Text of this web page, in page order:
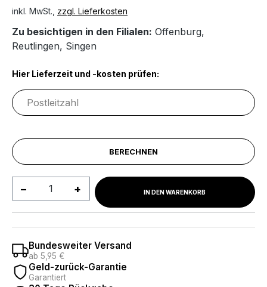
inkl. MwSt., zzgl. Lieferkosten
Zu besichtigen in den Filialen: Offenburg,
Reutlingen, Singen
Hier Lieferzeit und -kosten prüfen:
BERECHNEN
Produkt Anzahl: Gib denIN DEN WARENKORB
Bundesweiter Versand
ab 5,95 €
Geld-zurück-Garantie
Garantiert